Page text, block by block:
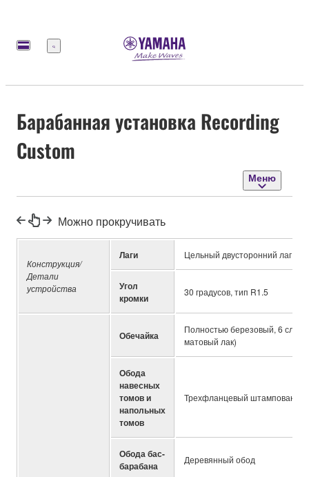
Меню
Барабанная установка Recording
Custom
Меню
Можно прокручивать
Конструкция/
Детали
устройства
Лаги Цельный двусторонний лаг
Угол
кромки
30 градусов, тип R1.5
Обечайка
Полностью березовый, 6
матовый лак)
Обода
навесных
томов и
напольных
томов
Трехфланцевый
Обода бас-
барабана
Деревянный обод